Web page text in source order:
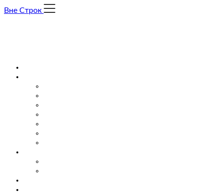
Skip
Вне Строк